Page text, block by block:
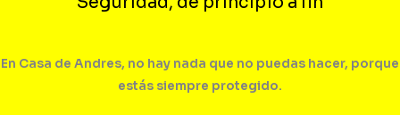
En Casa de Andres, no hay nada que no puedas hacer, porque
estás siempre protegido.